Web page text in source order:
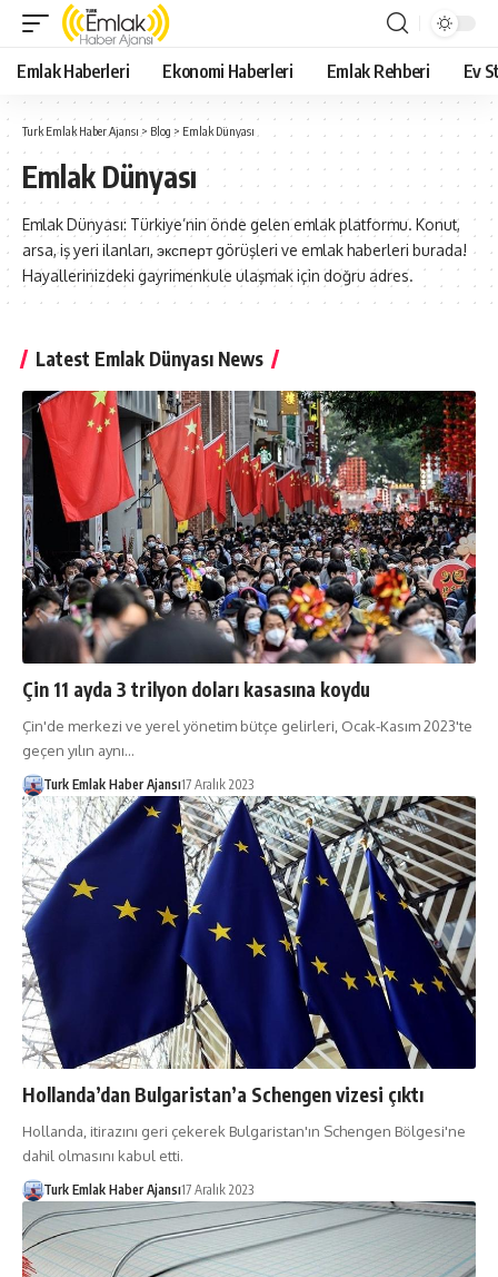
Emlak Haberleri Ekonomi Haberleri Emlak Rehberi Ev
Turk Emlak Haber Ajansı > Blog > Emlak Dünyası
Emlak Dünyası
Emlak Dünyası: Türkiye’nin önde gelen emlak platformu. Konut,
arsa, iş yeri ilanları, эксперт görüşleri ve emlak haberleri burada!
Hayallerinizdeki gayrimenkule ulaşmak için doğru adres.
Latest Emlak Dünyası News
Çin 11 ayda 3 trilyon doları kasasına koydu
Çin'de merkezi ve yerel yönetim bütçe gelirleri, Ocak-Kasım 2023'te
geçen yılın aynı…
Turk Emlak Haber Ajansı17 Aralık 2023
Hollanda’dan Bulgaristan’a Schengen vizesi çıktı
Hollanda, itirazını geri çekerek Bulgaristan'ın Schengen Bölgesi'ne
dahil olmasını kabul etti.
Turk Emlak Haber Ajansı17 Aralık 2023